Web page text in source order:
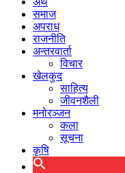
समाज
अपराध
राजनीति
अन्तरवार्ता
विचार
खेलकुद
साहित्य
जीवनशैली
मनोरञ्जन
कला
सूचना
कृषि